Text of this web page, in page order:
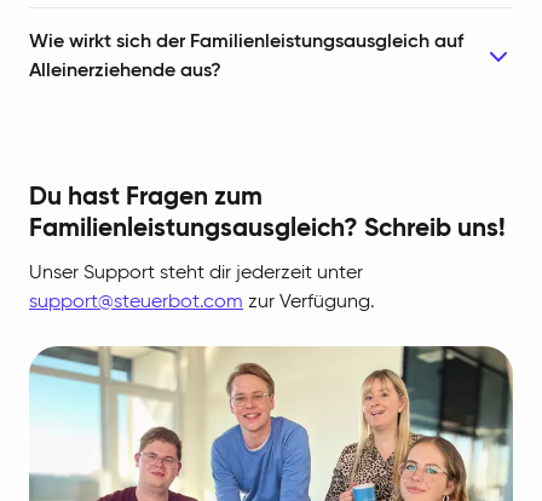
Wie wirkt sich der Familienleistungsausgleich auf
Alleinerziehende aus?
Du hast Fragen zum
Familienleistungsausgleich? Schreib uns!
Unser Support steht dir jederzeit unter
support@steuerbot.com zur Verfügung.